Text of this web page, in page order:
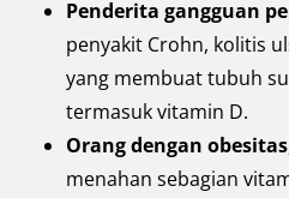
Penderita gangguan
penyakit Crohn, kolitis
yang membuat tubuh
termasuk vitamin D.
Orang dengan obesitas
menahan sebagian